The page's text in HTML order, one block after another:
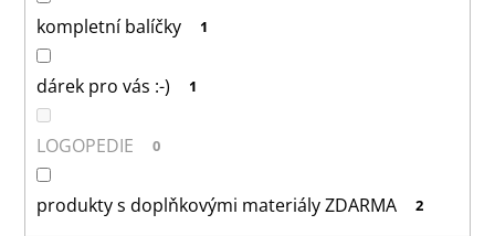
kompletní balíčky 1
dárek pro vás :-) 1
LOGOPEDIE 0
produkty s doplňkovými materiály ZDARMA 2